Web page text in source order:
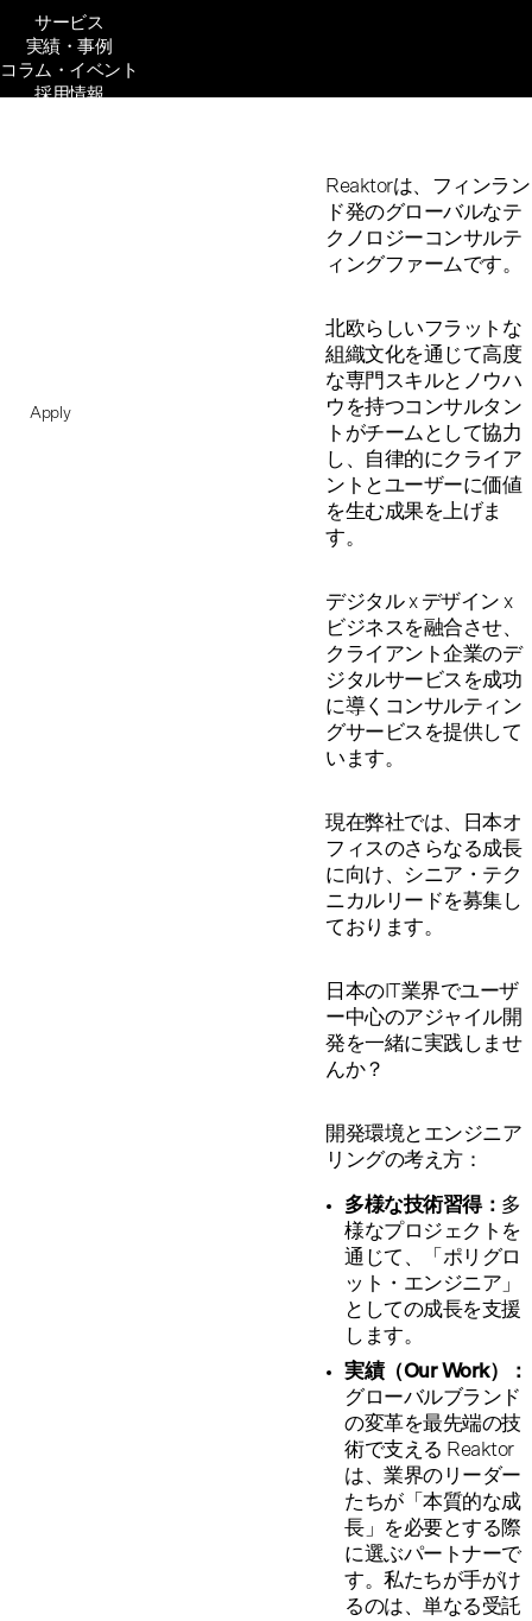
サービス
実績・事例
コラム・イベント
採用情報
Apply
Reaktorは、フィンラン
ド発のグローバルなテ
クノロジーコンサルテ
ィングファームです。
北欧らしいフラットな
組織文化を通じて高度
な専門スキルとノウハ
ウを持つコンサルタン
トがチームとして協力
し、自律的にクライア
ントとユーザーに価値
を生む成果を上げま
す。
デジタル x デザイン x
ビジネスを融合させ、
クライアント企業のデ
ジタルサービスを成功
に導くコンサルティン
グサービスを提供して
います。
現在弊社では、日本オ
フィスのさらなる成長
に向け、シニア・テク
ニカルリードを募集し
ております。
日本のIT業界でユーザ
ー中心のアジャイル開
発を一緒に実践しませ
んか？
開発環境とエンジニア
リングの考え方：
多様な技術習得： 多
様なプロジェクトを
通じて、「ポリグロ
ット・エンジニア」
としての成長を支援
します。
実績（Our Work）：
グローバルブランド
の変革を最先端の技
術で支える Reaktor
は、業界のリーダー
たちが「本質的な成
長」を必要とする際
に選ぶパートナーで
す。私たちが手がけ
るのは、単なる受託